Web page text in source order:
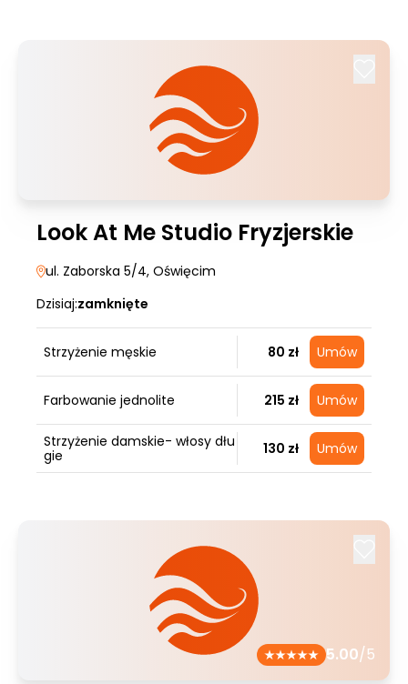
Look At Me Studio Fryzjerskie
ul. Zaborska 5/4, Oświęcim
Dzisiaj:zamknięte
Strzyżenie męskie 80 zł Umów
Farbowanie jednolite 215 zł Umów
Strzyżenie damskie- włosy dłu
gie
130 zł Umów
5.00/5